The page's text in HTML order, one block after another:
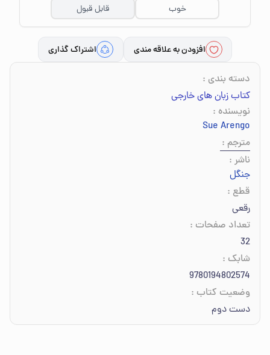
خوب
قابل قبول
افزودن به علاقه مندی اشتراک گذاری
دسته بندی :
کتاب زبان های خارجی
نویسنده :
Sue Arengo
مترجم :
ناشر :
جنگل
قطع :
رقعی
تعداد صفحات :
32
شابک :
9780194802574
وضعیت کتاب :
دست دوم